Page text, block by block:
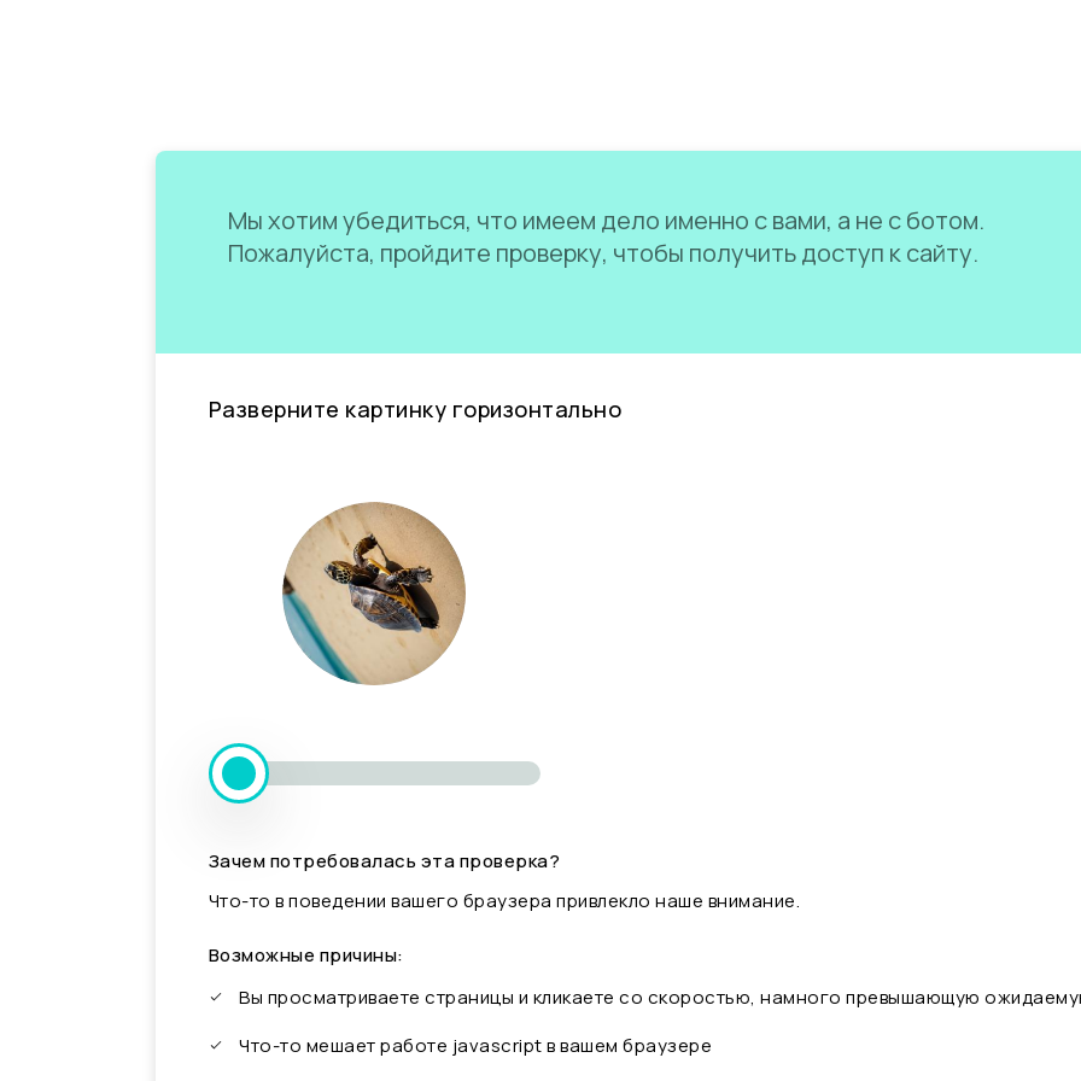
Мы хотим убедиться, что имеем дело именно с вами, а не с ботом.
Пожалуйста, пройдите проверку, чтобы получить доступ к сайту.
Разверните картинку горизонтально
Зачем потребовалась эта проверка?
Что-то в поведении вашего браузера привлекло наше внимание.
Возможные причины:
Вы просматриваете страницы и кликаете со скоростью, намного превышающую
Что-то мешает работе javascript в вашем браузере